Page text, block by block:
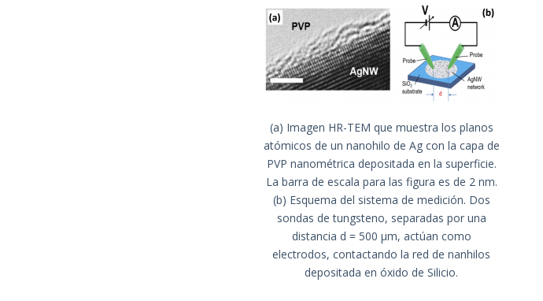
(a) Imagen HR-TEM que muestra los planos
atómicos de un nanohilo de Ag con la capa de
PVP nanométrica depositada en la superficie.
La barra de escala para las figura es de 2 nm.
(b) Esquema del sistema de medición. Dos
sondas de tungsteno, separadas por una
distancia d = 500 μm, actúan como
electrodos, contactando la red de nanhilos
depositada en óxido de Silicio.